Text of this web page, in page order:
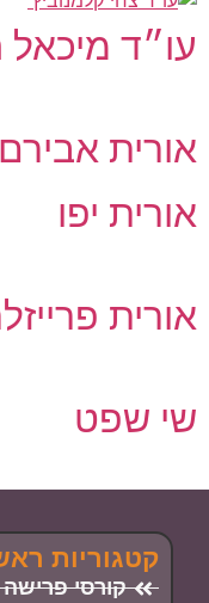
עו״ד מיכאל
אורית
אורית יפו
אורית
שי שפט
קטגוריות
קורסי פרישה